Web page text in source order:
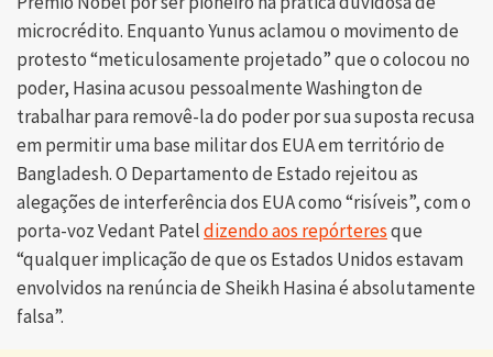
microcrédito. Enquanto Yunus aclamou o movimento de
protesto “meticulosamente projetado” que o colocou no
poder, Hasina acusou pessoalmente Washington de
trabalhar para removê-la do poder por sua suposta recusa
em permitir uma base militar dos EUA em território de
Bangladesh. O Departamento de Estado rejeitou as
alegações de interferência dos EUA como “risíveis”, com o
porta-voz Vedant Pateldizendo aos repórteresque
“qualquer implicação de que os Estados Unidos estavam
envolvidos na renúncia de Sheikh Hasina é absolutamente
falsa”.